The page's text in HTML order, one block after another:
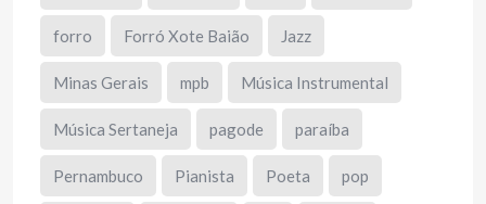
forro Forró Xote Baião Jazz
Minas Gerais mpb Música Instrumental
Música Sertaneja pagode paraíba
Pernambuco Pianista Poeta pop